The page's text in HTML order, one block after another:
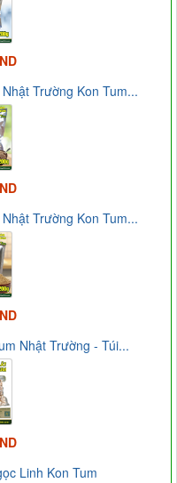
Trường Kon Tum...
Trường Kon Tum...
Nhật Trường - Túi...
Linh Kon Tum